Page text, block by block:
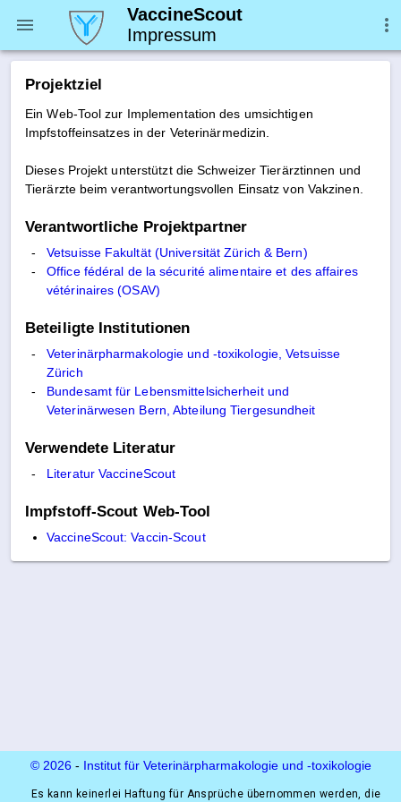
VaccineScout
Impressum
Projektziel
Ein Web-Tool zur Implementation des umsichtigen
Impfstoffeinsatzes in der Veterinärmedizin.
Dieses Projekt unterstützt die Schweizer Tierärztinnen und
Tierärzte beim verantwortungsvollen Einsatz von Vakzinen.
Verantwortliche Projektpartner
Vetsuisse Fakultät (Universität Zürich & Bern)
Office fédéral de la sécurité alimentaire et des affaires
vétérinaires (OSAV)
Beteiligte Institutionen
Veterinärpharmakologie und -toxikologie, Vetsuisse
Zürich
Bundesamt für Lebensmittelsicherheit und
Veterinärwesen Bern, Abteilung Tiergesundheit
Verwendete Literatur
Literatur VaccineScout
Impfstoff-Scout Web-Tool
VaccineScout: Vaccin-Scout
© 2026- Institut für Veterinärpharmakologie und ‑toxikologie
Es kann keinerlei Haftung für Ansprüche übernommen werden, die